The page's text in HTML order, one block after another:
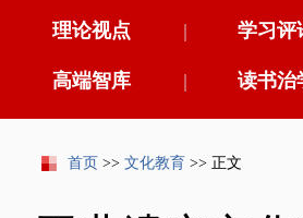
理论视点 学习评
|
高端智库 读书治
|
首页 >> 文化教育 >> 正文